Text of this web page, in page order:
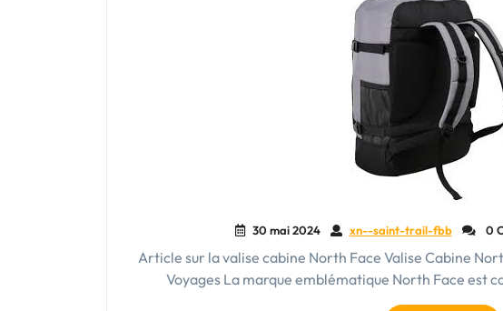
:
Le
30 mai 2024 xn--saint-trail-fbb 0
Article sur la valise cabine North Face Valise Cabine
Voyages La marque emblématique North Face est